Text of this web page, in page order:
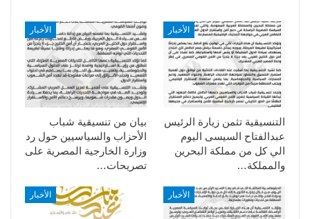
الأخبار
بيان من تنسيقية شباب
الأحزاب والسياسيين حول رد
وزارة الخارجية المصرية على
تصريحات…
الأخبار
التنسيقية تثمن زيارة الرئيس
عبدالفتاح السيسى اليوم
الي كل من مملكة البحرين
والمملكة…
الأخبار الأخبار